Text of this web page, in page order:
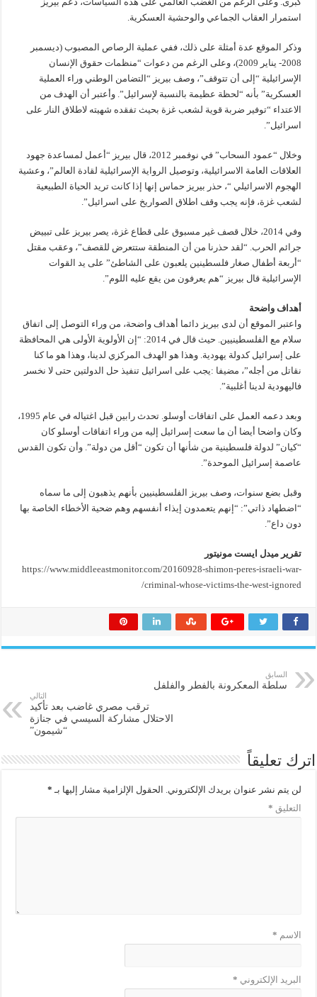
استمرار العقاب الجماعي والوحشية العسكرية.
وذكر الموقع عدة أمثلة على ذلك، ففي عملية الرصاص المصبوب (ديسمبر
2008- يناير 2009)، وعلى الرغم من دعوات “منظمات حقوق الإنسان
الإسرائيلية “إلى أن تتوقف”، وصف بيريز “التضامن الوطني وراء العملية
العسكرية” بأنه “لحظة عظيمة بالنسبة لإسرائيل”. وأعتبر أن الهدف من
الاعتداء “توفير ضربة قوية لشعب غزة بحيث تفقده شهيته لاطلاق النار على
اسرائيل”.
وخلال “عمود السحاب” في نوفمبر 2012، قال بيريز “أعمل لمساعدة جهود
العلاقات العامة الاسرائيلية، وتوصيل الرواية الإسرائيلية لقادة العالم”، وعشية
الهجوم الاسرائيلي “، حذر بيريز حماس إنها إذا كانت تريد الحياة الطبيعية
لشعب غزة، فإنه يجب وقف اطلاق الصواريخ على اسرائيل”.
وفي 2014، خلال قصف غير مسبوق على قطاع غزة، يصر بيريز على تبييض
جرائم الحرب. “لقد حذرنا من أن المنطقة ستتعرض للقصف”، وعقب مقتل
“أربعة أطفال صغار فلسطينين يلعبون على الشاطئ” على يد القوات
الإسرائيلية قال بيريز “هم يعرفون من يقع عليه اللوم”.
أهداف واضحة
واعتبر الموقع أن لدى بيريز دائما أهداف واضحة، من وراء التوصل إلى اتفاق
سلام مع الفلسطينيين. حيث قال في 2014: “إن الأولوية الأولى هي المحافظة
على إسرائيل كدولة يهودية. وهذا هو الهدف المركزي لدينا، وهذا هو ما كنا
نقاتل من أجله”، مضيفا :يجب على اسرائيل تنفيذ حل الدولتين حتى لا نخسر
فاليهودية لدينا أغلبية”.
وبعد دعمه العمل على اتفاقات أوسلو. تحدث رابين قبل اغتياله في عام 1995،
وكان واضحا أيضا أن ما سعت إسرائيل إليه من وراء اتفاقات أوسلو كان
“كيان” لدولة فلسطينية من شأنها أن تكون “أقل من دولة”. وأن تكون القدس
عاصمة إسرائيل الموحدة”.
وقبل بضع سنوات، وصف بيريز الفلسطينيين بأنهم يذهبون إلى ما سماه
“اضطهاد ذاتي”: “إنهم يتعمدون إيذاء أنفسهم وهم ضحية الأخطاء الخاصة بها
دون داع”.
تقرير ميدل ايست مونيتور
https://www.middleeastmonitor.com/20160928-shimon-peres-israeli-war-
criminal-whose-victims-the-west-ignored/
السابق
سلطة المعكرونة بالفطر والفلفل
التالي
ترقب مصري غاضب بعد تأكيد
الاحتلال مشاركة السيسي في جنازة
“شيمون”
اترك تعليقاً
لن يتم نشر عنوان بريدك الإلكتروني. الحقول الإلزامية مشار إليها بـ *
التعليق *
الاسم *
البريد الإلكتروني *